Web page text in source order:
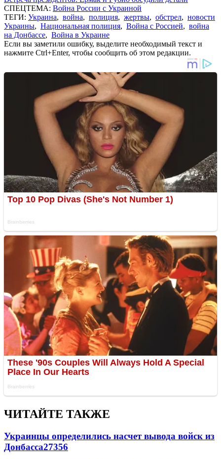
СПЕЦТЕМА: Война России с Украиной
ТЕГИ: Украина, война, полиция, жертвы, обстрел, новости
Украины, Национальная полиция, Война с Россией, война
на Донбассе, Война в Украине
Если вы заметили ошибку, выделите необходимый текст и
нажмите Ctrl+Enter, чтобы сообщить об этом редакции.
ЧИТАЙТЕ ТАКЖЕ
Украинцы определились насчет вывода войск из
Донбасса27356